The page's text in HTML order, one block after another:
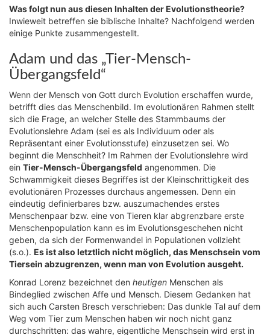
Was folgt nun aus diesen Inhalten der Evolutionstheorie?
Inwieweit betreffen sie biblische Inhalte? Nachfolgend werden
einige Punkte zusammengestellt.
Adam und das „Tier-Mensch-
Übergangsfeld“
Wenn der Mensch von Gott durch Evolution erschaffen wurde,
betrifft dies das Menschenbild. Im evolutionären Rahmen stellt
sich die Frage, an welcher Stelle des Stammbaums der
Evolutionslehre Adam (sei es als Individuum oder als
Repräsentant einer Evolutionsstufe) einzusetzen sei. Wo
beginnt die Menschheit? Im Rahmen der Evolutionslehre wird
ein Tier-Mensch-Übergangsfeld angenommen. Die
Schwammigkeit dieses Begriffes ist der Kleinschrittigkeit des
evolutionären Prozesses durchaus angemessen. Denn ein
eindeutig definierbares bzw. auszumachendes erstes
Menschenpaar bzw. eine von Tieren klar abgrenzbare erste
Menschenpopulation kann es im Evolutionsgeschehen nicht
geben, da sich der Formenwandel in Populationen vollzieht
(s.o.). Es ist also letztlich nicht möglich, das Menschsein vom
Tiersein abzugrenzen, wenn man von Evolution ausgeht.
Konrad Lorenz bezeichnet den heutigen Menschen als
Bindeglied zwischen Affe und Mensch. Diesem Gedanken hat
sich auch Carsten Bresch verschrieben: Das dunkle Tal auf dem
Weg vom Tier zum Menschen haben wir noch nicht ganz
durchschritten: das wahre, eigentliche Menschsein wird erst in